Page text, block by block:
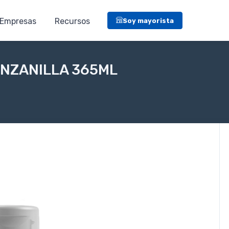
Recursos Soy mayorista
365ML